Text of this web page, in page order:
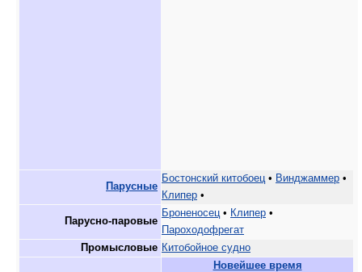
Парусные
Бостонский китобоец • Винджаммер •
Клипер •
Парусно-паровые
Броненосец • Клипер •
Пароходофрегат
Промысловые Китобойное судно
Новейшее время